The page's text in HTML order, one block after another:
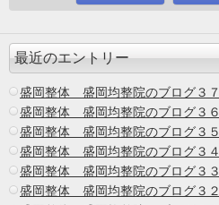
最近のエントリー
盛岡整体 盛岡均整院のブログ３７
盛岡整体 盛岡均整院のブログ３６
盛岡整体 盛岡均整院のブログ３５
盛岡整体 盛岡均整院のブログ３４
盛岡整体 盛岡均整院のブログ３３
盛岡整体 盛岡均整院のブログ３２